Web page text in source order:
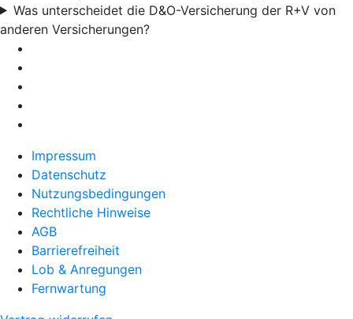
Was unterscheidet die D&O-Versicherung der R+V von
anderen Versicherungen?
Impressum
Datenschutz
Nutzungsbedingungen
Rechtliche Hinweise
AGB
Barrierefreiheit
Lob & Anregungen
Fernwartung